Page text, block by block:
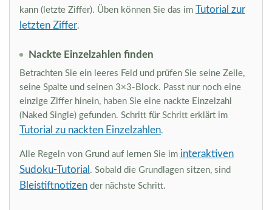
kann (letzte Ziffer). Üben können Sie das im Tutorial zur
letzten Ziffer.
Nackte Einzelzahlen finden
Betrachten Sie ein leeres Feld und prüfen Sie seine Zeile,
seine Spalte und seinen 3×3-Block. Passt nur noch eine
einzige Ziffer hinein, haben Sie eine nackte Einzelzahl
(Naked Single) gefunden. Schritt für Schritt erklärt im
Tutorial zu nackten Einzelzahlen.
Alle Regeln von Grund auf lernen Sie im interaktiven
Sudoku-Tutorial . Sobald die Grundlagen sitzen, sind
Bleistiftnotizen der nächste Schritt.